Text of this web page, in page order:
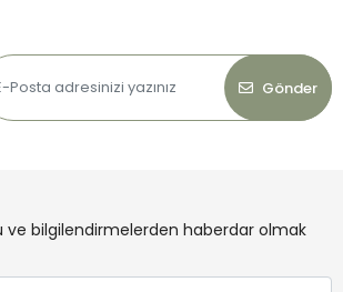
Gönder
ve bilgilendirmelerden haberdar olmak